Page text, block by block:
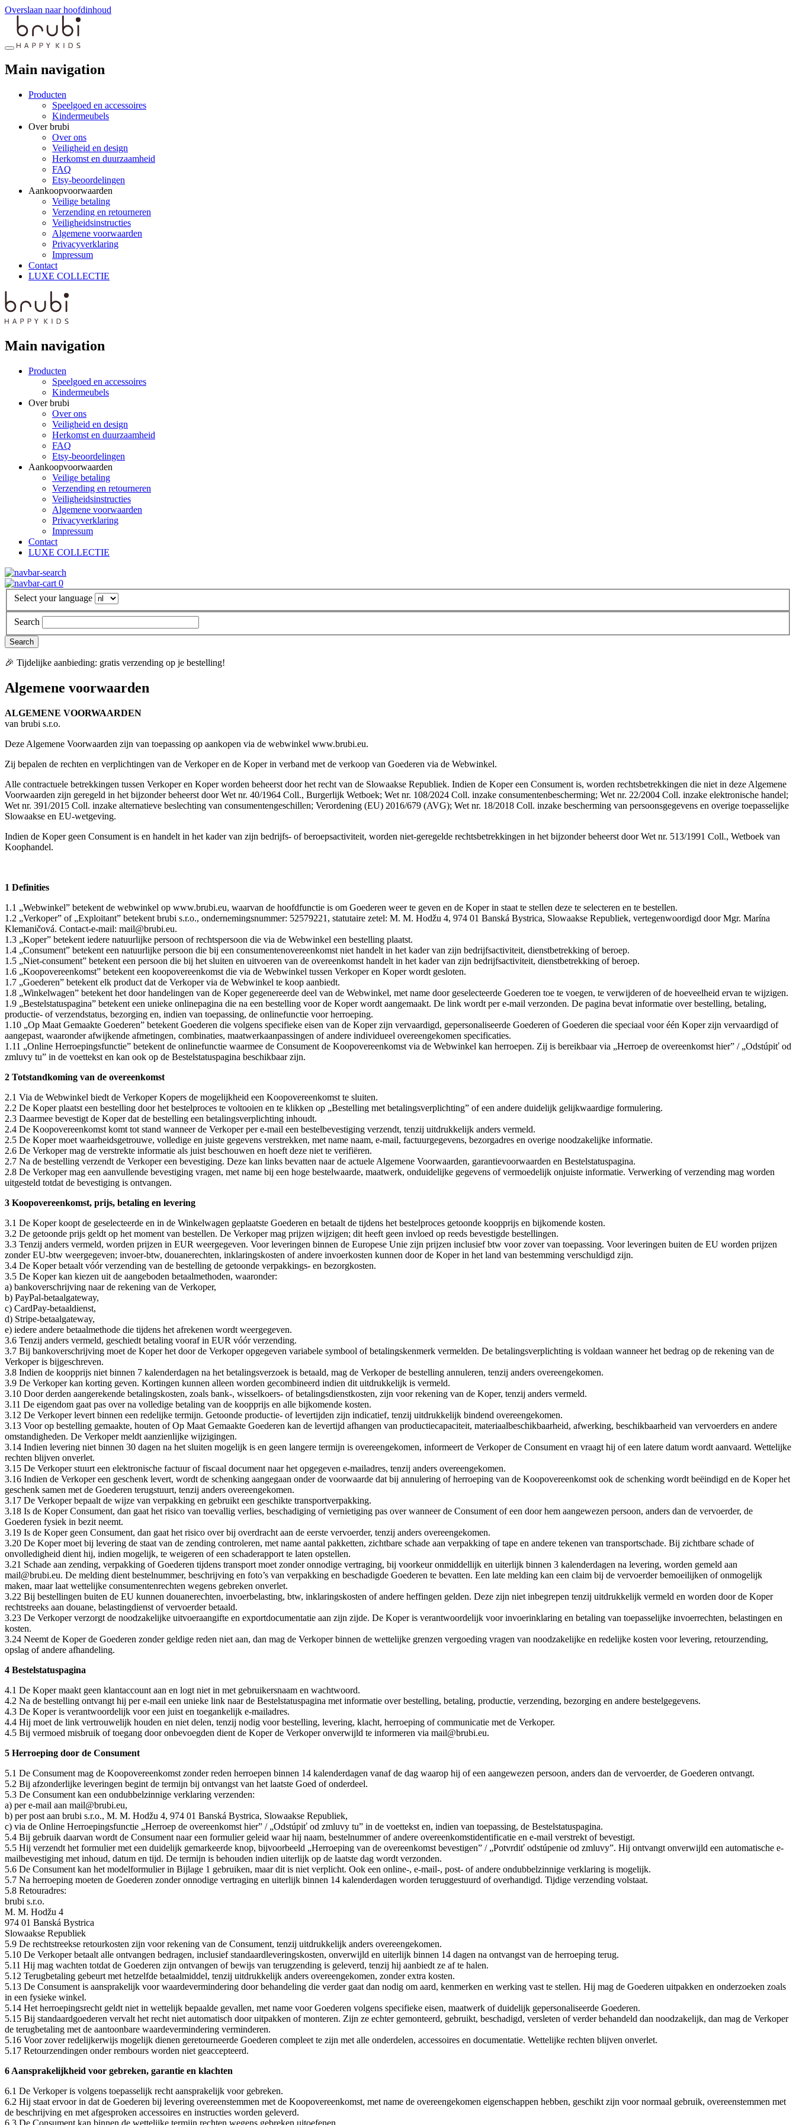
Overslaan naar hoofdinhoud
Main navigation
Producten
Speelgoed en accessoires
Kindermeubels
Over brubi
Over ons
Veiligheid en design
Herkomst en duurzaamheid
FAQ
Etsy-beoordelingen
Aankoopvoorwaarden
Veilige betaling
Verzending en retourneren
Veiligheidsinstructies
Algemene voorwaarden
Privacyverklaring
Impressum
Contact
LUXE COLLECTIE
Main navigation
Producten
Speelgoed en accessoires
Kindermeubels
Over brubi
Over ons
Veiligheid en design
Herkomst en duurzaamheid
FAQ
Etsy-beoordelingen
Aankoopvoorwaarden
Veilige betaling
Verzending en retourneren
Veiligheidsinstructies
Algemene voorwaarden
Privacyverklaring
Impressum
Contact
LUXE COLLECTIE
0
Select your language
Search
🎉 Tijdelijke aanbieding: gratis verzending op je bestelling!
Algemene voorwaarden
ALGEMENE VOORWAARDEN
van brubi s.r.o.
Deze Algemene Voorwaarden zijn van toepassing op aankopen via de webwinkel www.brubi.eu.
Zij bepalen de rechten en verplichtingen van de Verkoper en de Koper in verband met de verkoop van Goederen via de Webwinkel.
Alle contractuele betrekkingen tussen Verkoper en Koper worden beheerst door het recht van de Slowaakse Republiek. Indien de Koper een Consument is, worden rechtsbetrekkingen die niet in deze Algemene
Voorwaarden zijn geregeld in het bijzonder beheerst door Wet nr. 40/1964 Coll., Burgerlijk Wetboek; Wet nr. 108/2024 Coll. inzake consumentenbescherming; Wet nr. 22/2004 Coll. inzake elektronische handel;
Wet nr. 391/2015 Coll. inzake alternatieve beslechting van consumentengeschillen; Verordening (EU) 2016/679 (AVG); Wet nr. 18/2018 Coll. inzake bescherming van persoonsgegevens en overige toepasselijke
Slowaakse en EU-wetgeving.
Indien de Koper geen Consument is en handelt in het kader van zijn bedrijfs- of beroepsactiviteit, worden niet-geregelde rechtsbetrekkingen in het bijzonder beheerst door Wet nr. 513/1991 Coll., Wetboek van
Koophandel.
1 Definities
1.1 „Webwinkel” betekent de webwinkel op www.brubi.eu, waarvan de hoofdfunctie is om Goederen weer te geven en de Koper in staat te stellen deze te selecteren en te bestellen.
1.2 „Verkoper” of „Exploitant” betekent brubi s.r.o., ondernemingsnummer: 52579221, statutaire zetel: M. M. Hodžu 4, 974 01 Banská Bystrica, Slowaakse Republiek, vertegenwoordigd door Mgr. Marína
Klemaničová. Contact-e-mail: mail@brubi.eu.
1.3 „Koper” betekent iedere natuurlijke persoon of rechtspersoon die via de Webwinkel een bestelling plaatst.
1.4 „Consument” betekent een natuurlijke persoon die bij een consumentenovereenkomst niet handelt in het kader van zijn bedrijfsactiviteit, dienstbetrekking of beroep.
1.5 „Niet-consument” betekent een persoon die bij het sluiten en uitvoeren van de overeenkomst handelt in het kader van zijn bedrijfsactiviteit, dienstbetrekking of beroep.
1.6 „Koopovereenkomst” betekent een koopovereenkomst die via de Webwinkel tussen Verkoper en Koper wordt gesloten.
1.7 „Goederen” betekent elk product dat de Verkoper via de Webwinkel te koop aanbiedt.
1.8 „Winkelwagen” betekent het door handelingen van de Koper gegenereerde deel van de Webwinkel, met name door geselecteerde Goederen toe te voegen, te verwijderen of de hoeveelheid ervan te wijzigen.
1.9 „Bestelstatuspagina” betekent een unieke onlinepagina die na een bestelling voor de Koper wordt aangemaakt. De link wordt per e-mail verzonden. De pagina bevat informatie over bestelling, betaling,
productie- of verzendstatus, bezorging en, indien van toepassing, de onlinefunctie voor herroeping.
1.10 „Op Maat Gemaakte Goederen” betekent Goederen die volgens specifieke eisen van de Koper zijn vervaardigd, gepersonaliseerde Goederen of Goederen die speciaal voor één Koper zijn vervaardigd of
aangepast, waaronder afwijkende afmetingen, combinaties, maatwerkaanpassingen of andere individueel overeengekomen specificaties.
1.11 „Online Herroepingsfunctie” betekent de onlinefunctie waarmee de Consument de Koopovereenkomst via de Webwinkel kan herroepen. Zij is bereikbaar via „Herroep de overeenkomst hier” / „Odstúpiť od
zmluvy tu” in de voettekst en kan ook op de Bestelstatuspagina beschikbaar zijn.
2 Totstandkoming van de overeenkomst
2.1 Via de Webwinkel biedt de Verkoper Kopers de mogelijkheid een Koopovereenkomst te sluiten.
2.2 De Koper plaatst een bestelling door het bestelproces te voltooien en te klikken op „Bestelling met betalingsverplichting” of een andere duidelijk gelijkwaardige formulering.
2.3 Daarmee bevestigt de Koper dat de bestelling een betalingsverplichting inhoudt.
2.4 De Koopovereenkomst komt tot stand wanneer de Verkoper per e-mail een bestelbevestiging verzendt, tenzij uitdrukkelijk anders vermeld.
2.5 De Koper moet waarheidsgetrouwe, volledige en juiste gegevens verstrekken, met name naam, e-mail, factuurgegevens, bezorgadres en overige noodzakelijke informatie.
2.6 De Verkoper mag de verstrekte informatie als juist beschouwen en hoeft deze niet te verifiëren.
2.7 Na de bestelling verzendt de Verkoper een bevestiging. Deze kan links bevatten naar de actuele Algemene Voorwaarden, garantievoorwaarden en Bestelstatuspagina.
2.8 De Verkoper mag een aanvullende bevestiging vragen, met name bij een hoge bestelwaarde, maatwerk, onduidelijke gegevens of vermoedelijk onjuiste informatie. Verwerking of verzending mag worden
uitgesteld totdat de bevestiging is ontvangen.
3 Koopovereenkomst, prijs, betaling en levering
3.1 De Koper koopt de geselecteerde en in de Winkelwagen geplaatste Goederen en betaalt de tijdens het bestelproces getoonde koopprijs en bijkomende kosten.
3.2 De getoonde prijs geldt op het moment van bestellen. De Verkoper mag prijzen wijzigen; dit heeft geen invloed op reeds bevestigde bestellingen.
3.3 Tenzij anders vermeld, worden prijzen in EUR weergegeven. Voor leveringen binnen de Europese Unie zijn prijzen inclusief btw voor zover van toepassing. Voor leveringen buiten de EU worden prijzen
zonder EU-btw weergegeven; invoer-btw, douanerechten, inklaringskosten of andere invoerkosten kunnen door de Koper in het land van bestemming verschuldigd zijn.
3.4 De Koper betaalt vóór verzending van de bestelling de getoonde verpakkings- en bezorgkosten.
3.5 De Koper kan kiezen uit de aangeboden betaalmethoden, waaronder:
a) bankoverschrijving naar de rekening van de Verkoper,
b) PayPal-betaalgateway,
c) CardPay-betaaldienst,
d) Stripe-betaalgateway,
e) iedere andere betaalmethode die tijdens het afrekenen wordt weergegeven.
3.6 Tenzij anders vermeld, geschiedt betaling vooraf in EUR vóór verzending.
3.7 Bij bankoverschrijving moet de Koper het door de Verkoper opgegeven variabele symbool of betalingskenmerk vermelden. De betalingsverplichting is voldaan wanneer het bedrag op de rekening van de
Verkoper is bijgeschreven.
3.8 Indien de koopprijs niet binnen 7 kalenderdagen na het betalingsverzoek is betaald, mag de Verkoper de bestelling annuleren, tenzij anders overeengekomen.
3.9 De Verkoper kan korting geven. Kortingen kunnen alleen worden gecombineerd indien dit uitdrukkelijk is vermeld.
3.10 Door derden aangerekende betalingskosten, zoals bank-, wisselkoers- of betalingsdienstkosten, zijn voor rekening van de Koper, tenzij anders vermeld.
3.11 De eigendom gaat pas over na volledige betaling van de koopprijs en alle bijkomende kosten.
3.12 De Verkoper levert binnen een redelijke termijn. Getoonde productie- of levertijden zijn indicatief, tenzij uitdrukkelijk bindend overeengekomen.
3.13 Voor op bestelling gemaakte, houten of Op Maat Gemaakte Goederen kan de levertijd afhangen van productiecapaciteit, materiaalbeschikbaarheid, afwerking, beschikbaarheid van vervoerders en andere
omstandigheden. De Verkoper meldt aanzienlijke wijzigingen.
3.14 Indien levering niet binnen 30 dagen na het sluiten mogelijk is en geen langere termijn is overeengekomen, informeert de Verkoper de Consument en vraagt hij of een latere datum wordt aanvaard. Wettelijke
rechten blijven onverlet.
3.15 De Verkoper stuurt een elektronische factuur of fiscaal document naar het opgegeven e-mailadres, tenzij anders overeengekomen.
3.16 Indien de Verkoper een geschenk levert, wordt de schenking aangegaan onder de voorwaarde dat bij annulering of herroeping van de Koopovereenkomst ook de schenking wordt beëindigd en de Koper het
geschenk samen met de Goederen terugstuurt, tenzij anders overeengekomen.
3.17 De Verkoper bepaalt de wijze van verpakking en gebruikt een geschikte transportverpakking.
3.18 Is de Koper Consument, dan gaat het risico van toevallig verlies, beschadiging of vernietiging pas over wanneer de Consument of een door hem aangewezen persoon, anders dan de vervoerder, de
Goederen fysiek in bezit neemt.
3.19 Is de Koper geen Consument, dan gaat het risico over bij overdracht aan de eerste vervoerder, tenzij anders overeengekomen.
3.20 De Koper moet bij levering de staat van de zending controleren, met name aantal pakketten, zichtbare schade aan verpakking of tape en andere tekenen van transportschade. Bij zichtbare schade of
onvolledigheid dient hij, indien mogelijk, te weigeren of een schaderapport te laten opstellen.
3.21 Schade aan zending, verpakking of Goederen tijdens transport moet zonder onnodige vertraging, bij voorkeur onmiddellijk en uiterlijk binnen 3 kalenderdagen na levering, worden gemeld aan
mail@brubi.eu. De melding dient bestelnummer, beschrijving en foto’s van verpakking en beschadigde Goederen te bevatten. Een late melding kan een claim bij de vervoerder bemoeilijken of onmogelijk
maken, maar laat wettelijke consumentenrechten wegens gebreken onverlet.
3.22 Bij bestellingen buiten de EU kunnen douanerechten, invoerbelasting, btw, inklaringskosten of andere heffingen gelden. Deze zijn niet inbegrepen tenzij uitdrukkelijk vermeld en worden door de Koper
rechtstreeks aan douane, belastingdienst of vervoerder betaald.
3.23 De Verkoper verzorgt de noodzakelijke uitvoeraangifte en exportdocumentatie aan zijn zijde. De Koper is verantwoordelijk voor invoerinklaring en betaling van toepasselijke invoerrechten, belastingen en
kosten.
3.24 Neemt de Koper de Goederen zonder geldige reden niet aan, dan mag de Verkoper binnen de wettelijke grenzen vergoeding vragen van noodzakelijke en redelijke kosten voor levering, retourzending,
opslag of andere afhandeling.
4 Bestelstatuspagina
4.1 De Koper maakt geen klantaccount aan en logt niet in met gebruikersnaam en wachtwoord.
4.2 Na de bestelling ontvangt hij per e-mail een unieke link naar de Bestelstatuspagina met informatie over bestelling, betaling, productie, verzending, bezorging en andere bestelgegevens.
4.3 De Koper is verantwoordelijk voor een juist en toegankelijk e-mailadres.
4.4 Hij moet de link vertrouwelijk houden en niet delen, tenzij nodig voor bestelling, levering, klacht, herroeping of communicatie met de Verkoper.
4.5 Bij vermoed misbruik of toegang door onbevoegden dient de Koper de Verkoper onverwijld te informeren via mail@brubi.eu.
5 Herroeping door de Consument
5.1 De Consument mag de Koopovereenkomst zonder reden herroepen binnen 14 kalenderdagen vanaf de dag waarop hij of een aangewezen persoon, anders dan de vervoerder, de Goederen ontvangt.
5.2 Bij afzonderlijke leveringen begint de termijn bij ontvangst van het laatste Goed of onderdeel.
5.3 De Consument kan een ondubbelzinnige verklaring verzenden:
a) per e-mail aan mail@brubi.eu,
b) per post aan brubi s.r.o., M. M. Hodžu 4, 974 01 Banská Bystrica, Slowaakse Republiek,
c) via de Online Herroepingsfunctie „Herroep de overeenkomst hier” / „Odstúpiť od zmluvy tu” in de voettekst en, indien van toepassing, de Bestelstatuspagina.
5.4 Bij gebruik daarvan wordt de Consument naar een formulier geleid waar hij naam, bestelnummer of andere overeenkomstidentificatie en e-mail verstrekt of bevestigt.
5.5 Hij verzendt het formulier met een duidelijk gemarkeerde knop, bijvoorbeeld „Herroeping van de overeenkomst bevestigen” / „Potvrdiť odstúpenie od zmluvy”. Hij ontvangt onverwijld een automatische e-
mailbevestiging met inhoud, datum en tijd. De termijn is behouden indien uiterlijk op de laatste dag wordt verzonden.
5.6 De Consument kan het modelformulier in Bijlage 1 gebruiken, maar dit is niet verplicht. Ook een online-, e-mail-, post- of andere ondubbelzinnige verklaring is mogelijk.
5.7 Na herroeping moeten de Goederen zonder onnodige vertraging en uiterlijk binnen 14 kalenderdagen worden teruggestuurd of overhandigd. Tijdige verzending volstaat.
5.8 Retouradres:
brubi s.r.o.
M. M. Hodžu 4
974 01 Banská Bystrica
Slowaakse Republiek
5.9 De rechtstreekse retourkosten zijn voor rekening van de Consument, tenzij uitdrukkelijk anders overeengekomen.
5.10 De Verkoper betaalt alle ontvangen bedragen, inclusief standaardleveringskosten, onverwijld en uiterlijk binnen 14 dagen na ontvangst van de herroeping terug.
5.11 Hij mag wachten totdat de Goederen zijn ontvangen of bewijs van terugzending is geleverd, tenzij hij aanbiedt ze af te halen.
5.12 Terugbetaling gebeurt met hetzelfde betaalmiddel, tenzij uitdrukkelijk anders overeengekomen, zonder extra kosten.
5.13 De Consument is aansprakelijk voor waardevermindering door behandeling die verder gaat dan nodig om aard, kenmerken en werking vast te stellen. Hij mag de Goederen uitpakken en onderzoeken zoals
in een fysieke winkel.
5.14 Het herroepingsrecht geldt niet in wettelijk bepaalde gevallen, met name voor Goederen volgens specifieke eisen, maatwerk of duidelijk gepersonaliseerde Goederen.
5.15 Bij standaardgoederen vervalt het recht niet automatisch door uitpakken of monteren. Zijn ze echter gemonteerd, gebruikt, beschadigd, versleten of verder behandeld dan noodzakelijk, dan mag de Verkoper
de terugbetaling met de aantoonbare waardevermindering verminderen.
5.16 Voor zover redelijkerwijs mogelijk dienen geretourneerde Goederen compleet te zijn met alle onderdelen, accessoires en documentatie. Wettelijke rechten blijven onverlet.
5.17 Retourzendingen onder rembours worden niet geaccepteerd.
6 Aansprakelijkheid voor gebreken, garantie en klachten
6.1 De Verkoper is volgens toepasselijk recht aansprakelijk voor gebreken.
6.2 Hij staat ervoor in dat de Goederen bij levering overeenstemmen met de Koopovereenkomst, met name de overeengekomen eigenschappen hebben, geschikt zijn voor normaal gebruik, overeenstemmen met
de beschrijving en met afgesproken accessoires en instructies worden geleverd.
6.3 De Consument kan binnen de wettelijke termijn rechten wegens gebreken uitoefenen.